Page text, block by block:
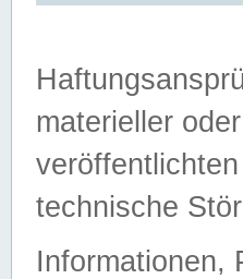
materieller
technische
Informationen,